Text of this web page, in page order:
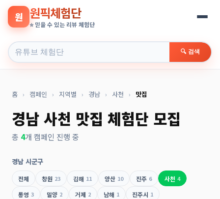
원 원픽체험단
⭐ 믿을 수 있는 리뷰 체험단
🔍 검색
홈 › 캠페인 › 지역별 › 경남 › 사천 › 맛집
경남 사천 맛집 체험단 모집
총 4개 캠페인 진행 중
경남 시군구
전체 창원 23 김해 11 양산 10 진주 6 사천 4
통영 3 밀양 2 거제 2 남해 1 진주시 1